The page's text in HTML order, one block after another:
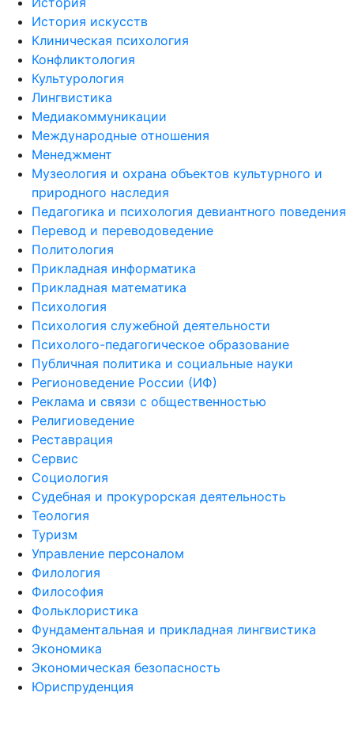
История искусств
Клиническая психология
Конфликтология
Культурология
Лингвистика
Медиакоммуникации
Международные отношения
Менеджмент
Музеология и охрана объектов культурного и
природного наследия
Педагогика и психология девиантного поведения
Перевод и переводоведение
Политология
Прикладная информатика
Прикладная математика
Психология
Психология служебной деятельности
Психолого-педагогическое образование
Публичная политика и социальные науки
Регионоведение России (ИФ)
Реклама и связи с общественностью
Религиоведение
Реставрация
Сервис
Социология
Судебная и прокурорская деятельность
Теология
Туризм
Управление персоналом
Филология
Философия
Фольклористика
Фундаментальная и прикладная лингвистика
Экономика
Экономическая безопасность
Юриспруденция